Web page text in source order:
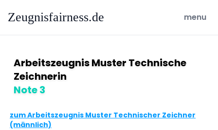
Zeugnisfairness.de open
menu
Arbeitszeugnis Muster Technische
Zeichnerin
Note 3
zum Arbeitszeugnis Muster Technischer Zeichner
(männlich)